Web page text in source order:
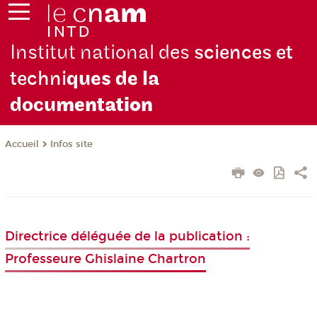
Institut national des sciences et
techniques de la
documentation
Accueil Infos site
Directrice déléguée de la publication :
Professeure Ghislaine Chartron